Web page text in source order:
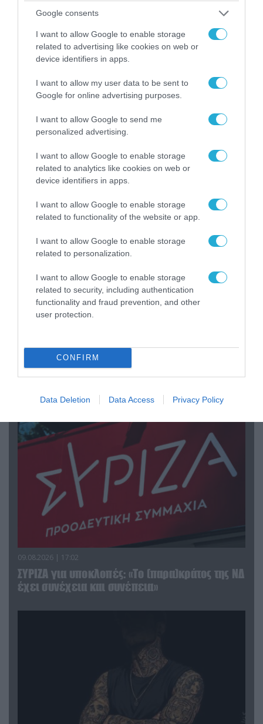
Google consents
I want to allow Google to enable storage
related to advertising like cookies on web or
device identifiers in apps.
I want to allow my user data to be sent to
Google for online advertising purposes.
I want to allow Google to send me
personalized advertising.
I want to allow Google to enable storage
related to analytics like cookies on web or
device identifiers in apps.
I want to allow Google to enable storage
related to functionality of the website or app.
I want to allow Google to enable storage
related to personalization.
I want to allow Google to enable storage
related to security, including authentication
functionality and fraud prevention, and other
user protection.
CONFIRM
Data Deletion Data Access Privacy Policy
09.08.2026 | 23:02
Νεοσύλλεκτοι Ουκρανοί στρατιώτες και
υπάλληλοι της TCC έτρεχαν πανικόβλητοι
αλλά… εξοντώθηκαν – Δείτε βίντεο
09.08.2026 | 19:02
βίντεο
ΠΟΛΙΤΙΚΗ
09.08.2026 | 17:02
ΣΥΡΙΖΑ για υποκλοπές: «Το (παρα)κράτος της ΝΔ
έχει συνέχεια και συνέπεια»